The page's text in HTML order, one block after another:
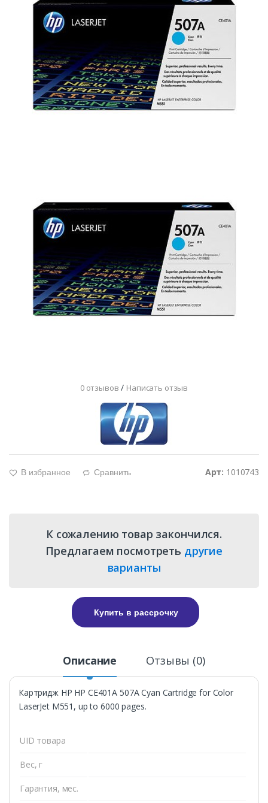
0 отзывов / Написать отзыв
Арт: 1010743
g В избранное d Сравнить
К сожалению товар закончился.
Предлагаем посмотреть другие
варианты
Купить в рассрочку
Описание Отзывы (0)
Картридж HP HP CE401A 507A Cyan Cartridge for Color
LaserJet M551, up to 6000 pages.
UID товара
Вес, г
Гарантия, мес.